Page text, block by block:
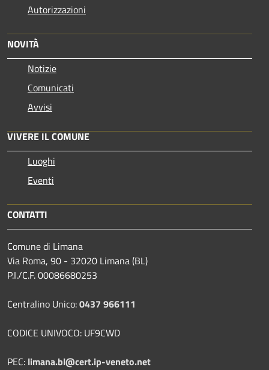
Autorizzazioni
NOVITÀ
Notizie
Comunicati
Avvisi
VIVERE IL COMUNE
Luoghi
Eventi
CONTATTI
Comune di Limana
Via Roma, 90 - 32020 Limana (BL)
P.I./C.F. 00086680253
Centralino Unico:0437 966111
CODICE UNIVOCO: UF9CWD
PEC: limana.bl@cert.ip-veneto.net